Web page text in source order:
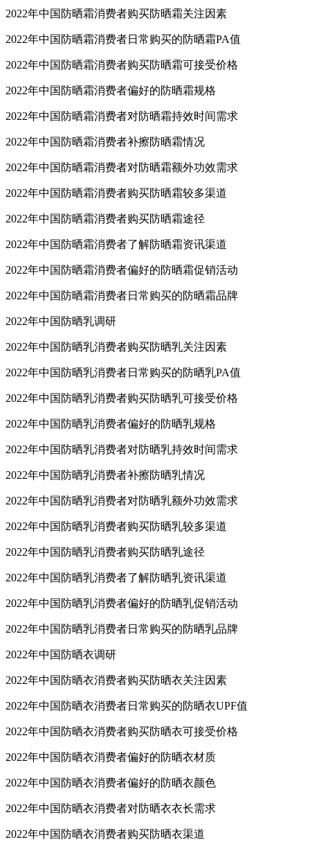
2022年中国防晒霜消费者购买防晒霜关注因素
2022年中国防晒霜消费者日常购买的防晒霜PA值
2022年中国防晒霜消费者购买防晒霜可接受价格
2022年中国防晒霜消费者偏好的防晒霜规格
2022年中国防晒霜消费者对防晒霜持效时间需求
2022年中国防晒霜消费者补擦防晒霜情况
2022年中国防晒霜消费者对防晒霜额外功效需求
2022年中国防晒霜消费者购买防晒霜较多渠道
2022年中国防晒霜消费者购买防晒霜途径
2022年中国防晒霜消费者了解防晒霜资讯渠道
2022年中国防晒霜消费者偏好的防晒霜促销活动
2022年中国防晒霜消费者日常购买的防晒霜品牌
2022年中国防晒乳调研
2022年中国防晒乳消费者购买防晒乳关注因素
2022年中国防晒乳消费者日常购买的防晒乳PA值
2022年中国防晒乳消费者购买防晒乳可接受价格
2022年中国防晒乳消费者偏好的防晒乳规格
2022年中国防晒乳消费者对防晒乳持效时间需求
2022年中国防晒乳消费者补擦防晒乳情况
2022年中国防晒乳消费者对防晒乳额外功效需求
2022年中国防晒乳消费者购买防晒乳较多渠道
2022年中国防晒乳消费者购买防晒乳途径
2022年中国防晒乳消费者了解防晒乳资讯渠道
2022年中国防晒乳消费者偏好的防晒乳促销活动
2022年中国防晒乳消费者日常购买的防晒乳品牌
2022年中国防晒衣调研
2022年中国防晒衣消费者购买防晒衣关注因素
2022年中国防晒衣消费者日常购买的防晒衣UPF值
2022年中国防晒衣消费者购买防晒衣可接受价格
2022年中国防晒衣消费者偏好的防晒衣材质
2022年中国防晒衣消费者偏好的防晒衣颜色
2022年中国防晒衣消费者对防晒衣衣长需求
2022年中国防晒衣消费者购买防晒衣渠道